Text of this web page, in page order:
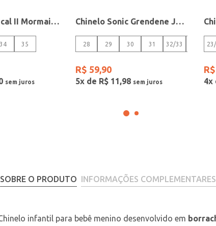
Chinelo Tropical II Mormaii Juvenil Para Menino- BEGE/VERDE
34 35
Chinelo Sonic Grendene Juvenil Para Menino - AZUL
28 29 30 31 32/33
R$ 59,90
5x de R$ 11,98
R$
4x
SOBRE O PRODUTO INFORMAÇÕES COMPLEMENTARES
infantil para bebê menino desenvolvido em